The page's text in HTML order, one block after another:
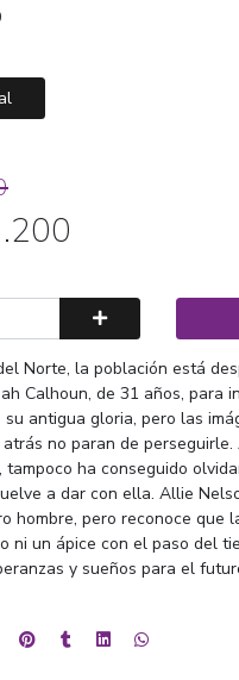
Norte, la población está
Calhoun, de 31 años, para
antigua gloria, pero las
no paran de
ha conseguido
a dar con ella. Allie
hombre, pero reconoce que
ni un ápice con el paso del
y sueños para el